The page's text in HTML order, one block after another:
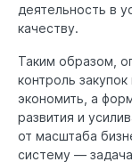
деятельность в
качеству.
Таким образом,
контроль
экономить, а
развития и
от масштаба
систему —